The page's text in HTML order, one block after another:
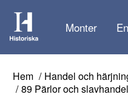
Monter
Hem
Handel och
89 Pärlor och